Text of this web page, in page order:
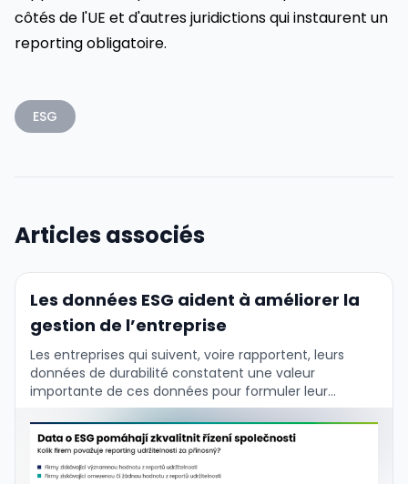
côtés de l'UE et d'autres juridictions qui instaurent un
reporting obligatoire.
ESG
Articles associés
Les données ESG aident à améliorer la
gestion de l’entreprise
Les entreprises qui suivent, voire rapportent, leurs
données de durabilité constatent une valeur
importante de ces données pour formuler leur
stratégie commerciale et gérer l'entreprise. Cela est
confirmé par les …